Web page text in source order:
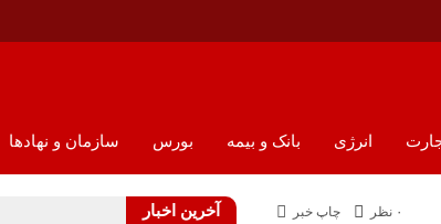
انرژی بانک و بیمه بورس سازمان و نهادها
چاپ خبر ۰ نظر آخرین اخبار